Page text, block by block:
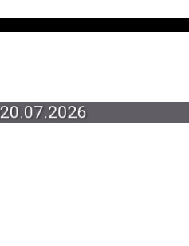
20.07.2026